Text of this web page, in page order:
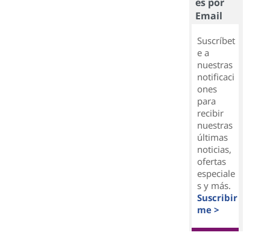
Email
Suscríbet
e a
nuestras
notificaci
ones
para
recibir
nuestras
últimas
noticias,
ofertas
especiale
s y más.
Suscribir
me >